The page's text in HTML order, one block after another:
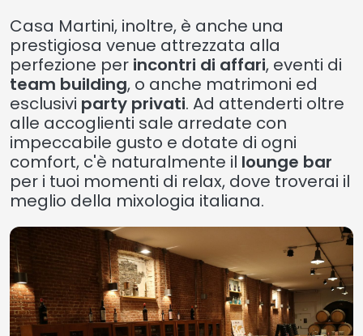
Casa Martini, inoltre, è anche una
prestigiosa venue attrezzata alla
perfezione per incontri di affari, eventi di
team building, o anche matrimoni ed
esclusivi party privati. Ad attenderti oltre
alle accoglienti sale arredate con
impeccabile gusto e dotate di ogni
comfort, c'è naturalmente il lounge bar
per i tuoi momenti di relax, dove troverai il
meglio della mixologia italiana.